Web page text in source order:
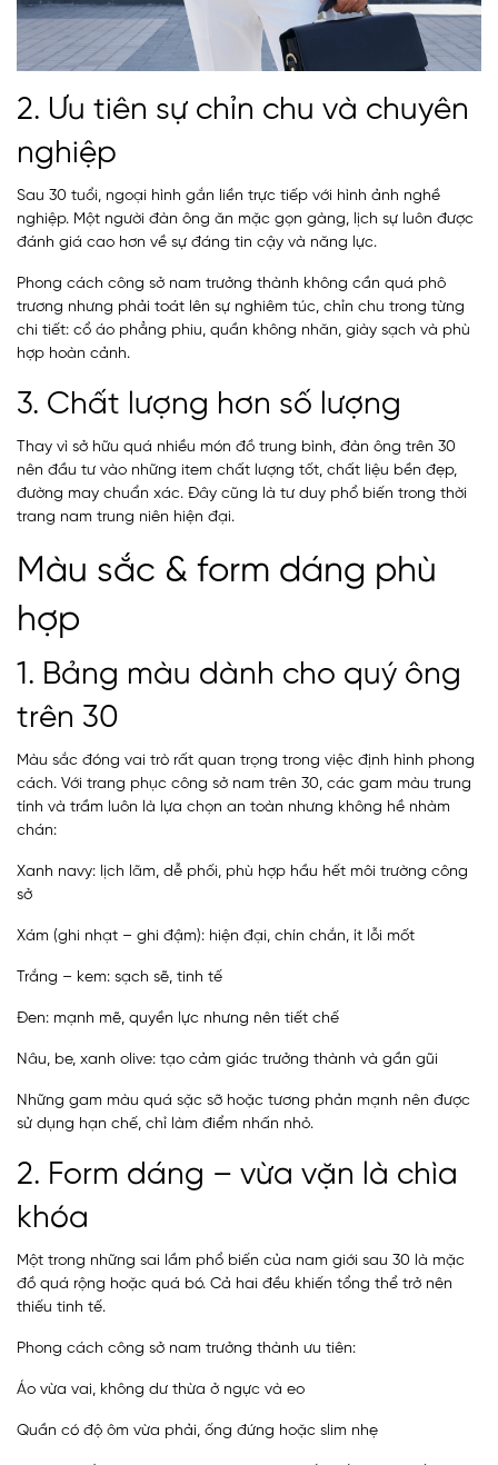
2. Ưu tiên sự chỉn chu và chuyên
nghiệp
Sau 30 tuổi, ngoại hình gắn liền trực tiếp với hình ảnh nghề
nghiệp. Một người đàn ông ăn mặc gọn gàng, lịch sự luôn được
đánh giá cao hơn về sự đáng tin cậy và năng lực.
Phong cách công sở nam trưởng thành không cần quá phô
trương nhưng phải toát lên sự nghiêm túc, chỉn chu trong từng
chi tiết: cổ áo phẳng phiu, quần không nhăn, giày sạch và phù
hợp hoàn cảnh.
3. Chất lượng hơn số lượng
Thay vì sở hữu quá nhiều món đồ trung bình, đàn ông trên 30
nên đầu tư vào những item chất lượng tốt, chất liệu bền đẹp,
đường may chuẩn xác. Đây cũng là tư duy phổ biến trong thời
trang nam trung niên hiện đại.
Màu sắc & form dáng phù
hợp
1. Bảng màu dành cho quý ông
trên 30
Màu sắc đóng vai trò rất quan trọng trong việc định hình phong
cách. Với trang phục công sở nam trên 30, các gam màu trung
tính và trầm luôn là lựa chọn an toàn nhưng không hề nhàm
chán:
Xanh navy: lịch lãm, dễ phối, phù hợp hầu hết môi trường công
sở
Xám (ghi nhạt – ghi đậm): hiện đại, chín chắn, ít lỗi mốt
Trắng – kem: sạch sẽ, tinh tế
Đen: mạnh mẽ, quyền lực nhưng nên tiết chế
Nâu, be, xanh olive: tạo cảm giác trưởng thành và gần gũi
Những gam màu quá sặc sỡ hoặc tương phản mạnh nên được
sử dụng hạn chế, chỉ làm điểm nhấn nhỏ.
2. Form dáng – vừa vặn là chìa
khóa
Một trong những sai lầm phổ biến của nam giới sau 30 là mặc
đồ quá rộng hoặc quá bó. Cả hai đều khiến tổng thể trở nên
thiếu tinh tế.
Phong cách công sở nam trưởng thành ưu tiên:
Áo vừa vai, không dư thừa ở ngực và eo
Quần có độ ôm vừa phải, ống đứng hoặc slim nhẹ